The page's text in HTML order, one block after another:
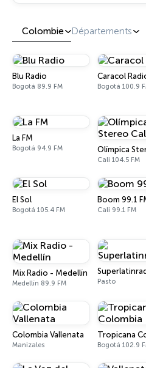
Colombie Départements
Blu Radio
Bogotá 89.9 FM
Caracol
La FM
Bogotá 94.9 FM Olímpica
Cali 104.5 FM
El Sol
Bogotá 105.4 FM
Boom 99.1
Cali 99.1 FM
Mix Radio - Medellín
Medellín 89.9 FM Pasto
Colombia Vallenata
Manizales
Tropicana
Bogotá 102.9